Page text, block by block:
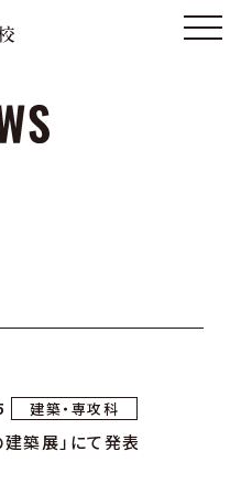
建築・専攻科
建築展」にて発表